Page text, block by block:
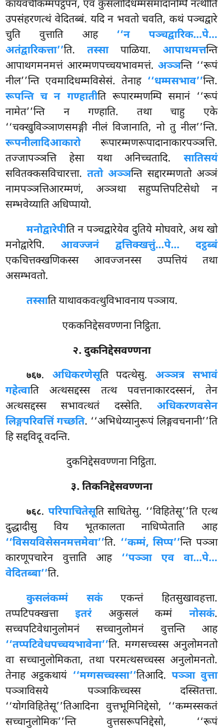
कायवचीकम्मपट्ठपनं, एवं कुसलादिधम्मसमादानम्पि नत्थीति
उपसंहरणत्थं वेदितब्बं. यदि न भवतो चवति, कथं पञ्चद्वारे
चुति वुत्ताति आह ‘‘न पञ्चद्वारिक…पे…
अतंद्वारिकत्ता’’ति.तस्सापाळिया. आपाथमत्तन्ति
आपाथगमनमत्तं आरम्मणपच्चयभावमत्तं.अञ्ञन्ति ‘‘रूपं
नील’’न्ति एवमादिधम्मविसेसं. तेनाह ‘‘धम्मसभाव’’न्ति.
रूपन्ति च न गण्हातीति रूपारम्मणम्पि समानं ‘‘रूपं
नामेत’’न्ति न गण्हाति. तथा चाहु एके
‘‘चक्खुविञ्ञाणसमङ्गी नीलं विजानाति, नो तु नील’’न्ति.
रूपनीलादिआकारोरूपारम्मणरूपादानाकारपञ्ञत्ति.
तज्जापञ्ञत्ति हेसा यथा अनिच्चतादि. सातिसयं
सवितक्कसविचारत्ता.ततो अञ्ञन्ति सद्दारम्मणतो अञ्ञं
नामपञ्ञत्तिआरम्मणं, अञ्ञथा सहुप्पत्तिपटिसेधो न
सम्भवेय्याति अधिप्पायो.
मनोद्वारेपीति न पञ्चद्वारेयेव दुतिये मोघवारे, अथ खो
मनोद्वारेपि.आवज्जनं द्वत्तिक्खत्तुं…पे… दट्ठब्बं
एकचित्तक्खणिकस्स आवज्जनस्स उप्पत्तियं तथा
असम्भवतो.
तस्साति याथावकवत्थुविभावनाय पञ्ञाय.
एककनिद्देसवण्णना निट्ठिता.
२. दुकनिद्देसवण्णना
७६७. अधिकरणेसूति पदत्थेसु.अञ्ञत्र सभावं
गहेत्वाति अत्थसद्दस्स तत्थ पवत्तनाकारदस्सनं, तेन
अत्थसद्दस्स सभावत्थतं दस्सेति. अधिकरणवसेन
लिङ्गपरिवत्तिं गच्छति. ‘‘अभिधेय्यानुरूपं लिङ्गवचनानी’’ति
हि सद्दविदू वदन्ति.
दुकनिद्देसवण्णना निट्ठिता.
३. तिकनिद्देसवण्णना
७६८. परिपाचितेसूतिसाधितेसु. ‘‘विहितेसू’’ति एत्थ
दुद्धादीसु विय भूतकालता नाधिप्पेताति आह
‘‘विसयविसेसनमत्तमेवा’’ति. ‘‘कम्मं, सिप्प’’न्ति पञ्ञा
कारणूपचारेन वुत्ताति आह ‘‘पञ्ञा एव वा…पे…
वेदितब्बा’’ति.
कुसलंकम्मं सकंएकन्तं हितसुखावहत्ता.
तप्पटिपक्खत्ता इतरंअकुसलं कम्मं नोसकं.
सच्चपटिवेधानुलोमनं सच्चानुलोमनं वुत्तन्ति आह
‘‘तप्पटिवेधपच्चयभावेना’’ति. मग्गसच्चस्स अनुलोमनतो
वा सच्चानुलोमिकता, तथा परमत्थसच्चस्स अनुलोमनतो.
तेनाह अट्ठकथायं ‘‘मग्गसच्चस्सा’’तिआदि. पञ्ञा वुत्ता
पञ्ञाविसये पञ्ञाकिच्चस्स दस्सितत्ता.
‘‘योगविहितेसू’’तिआदिना वुत्तभूमिनिद्देसो, ‘‘कम्मस्सकतं
सच्चानुलोमिक’’न्ति वुत्तसरूपनिद्देसो, ‘‘रूपं